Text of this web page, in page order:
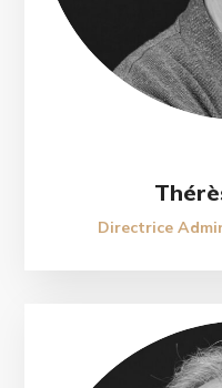
Directrice